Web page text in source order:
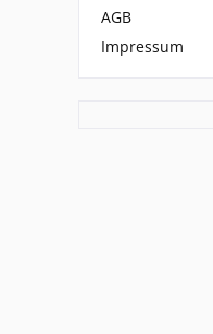
AGB
Impressum